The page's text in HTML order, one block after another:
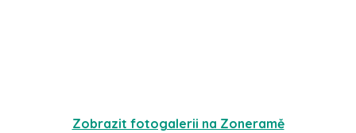
Zobrazit fotogalerii na Zoneramě